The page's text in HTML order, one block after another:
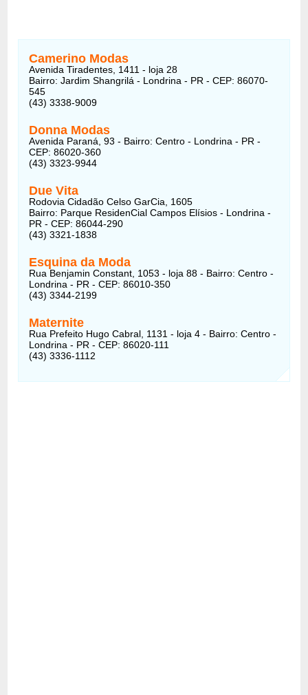
Camerino Modas
Avenida Tiradentes, 1411 - loja 28
Bairro: Jardim Shangrilá - Londrina - PR - CEP: 86070-
545
(43) 3338-9009
Donna Modas
Avenida Paraná, 93 - Bairro: Centro - Londrina - PR -
CEP: 86020-360
(43) 3323-9944
Due Vita
Rodovia Cidadão Celso GarCia, 1605
Bairro: Parque ResidenCial Campos Elísios - Londrina -
PR - CEP: 86044-290
(43) 3321-1838
Esquina da Moda
Rua Benjamin Constant, 1053 - loja 88 - Bairro: Centro -
Londrina - PR - CEP: 86010-350
(43) 3344-2199
Maternite
Rua Prefeito Hugo Cabral, 1131 - loja 4 - Bairro: Centro -
Londrina - PR - CEP: 86020-111
(43) 3336-1112